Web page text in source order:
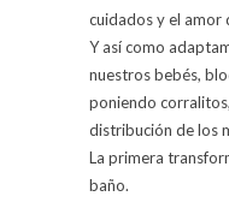
cuidados y el amor
Y así como
nuestros bebés,
poniendo
distribución de los
La primera
baño.